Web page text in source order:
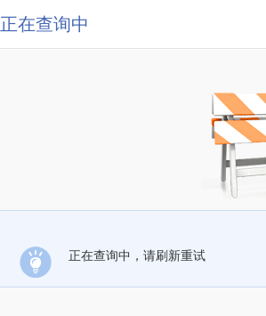
正在查询中
正在查询中，请刷新重试